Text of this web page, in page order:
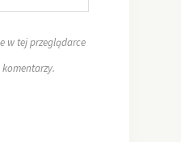
w tej przeglądarce